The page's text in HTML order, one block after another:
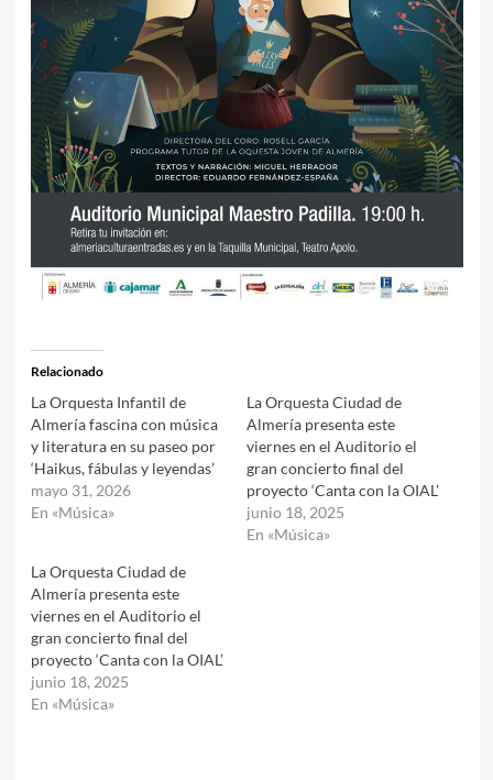
Relacionado
La Orquesta Infantil de
Almería fascina con música
y literatura en su paseo por
‘Haikus, fábulas y leyendas’
mayo 31, 2026
En «Música»
La Orquesta Ciudad de
Almería presenta este
viernes en el Auditorio el
gran concierto final del
proyecto ‘Canta con la OIAL’
junio 18, 2025
En «Música»
La Orquesta Ciudad de
Almería presenta este
viernes en el Auditorio el
gran concierto final del
proyecto ‘Canta con la OIAL’
junio 18, 2025
En «Música»